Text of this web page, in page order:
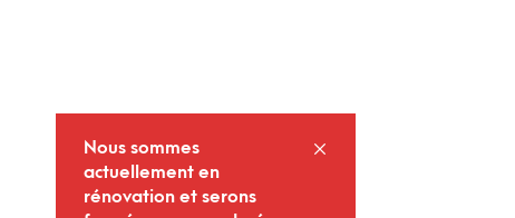
Nous sommes
actuellement en
rénovation et serons